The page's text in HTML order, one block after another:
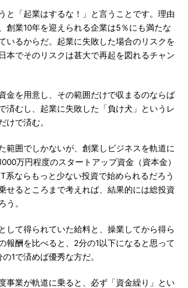
と「起業はするな！」と言うことです。理由
創業10年を迎えられる企業は5％にも満たな
いるからだ。起業に失敗した場合のリスクを
本でそのリスクは甚大で再起を図れるチャン
金を用意し、その範囲だけで収まるのならば
済むし、起業に失敗した「負け犬」というレ
けで済む。
範囲でしかないが、創業しビジネスを軌道に
万円程度のスタートアップ資金（資本金）
系ならもっと少ない投資で始められるだろう
せるところまで考えれば、結果的には総投資
う。
して得られていた給料と、操業してから得ら
報酬を比べると、2分の1以下になると思って
1で済めば優秀な方だ。
事業が軌道に乗ると、必ず「資金繰り」とい